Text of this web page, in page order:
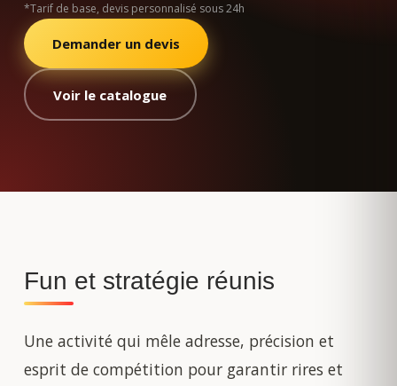
*Tarif de base, devis personnalisé sous 24h
Demander un devis
Voir le catalogue
Fun et stratégie réunis
Une activité qui mêle adresse, précision et
esprit de compétition pour garantir rires et